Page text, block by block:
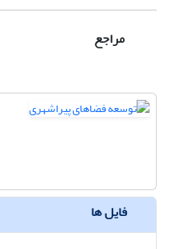
مراجع
فایل ها